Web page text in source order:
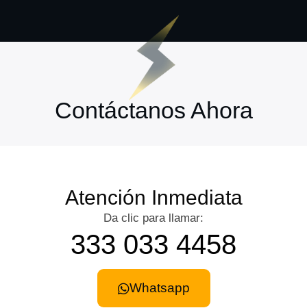
Contáctanos Ahora
Atención Inmediata
Da clic para llamar:
333 033 4458
Whatsapp